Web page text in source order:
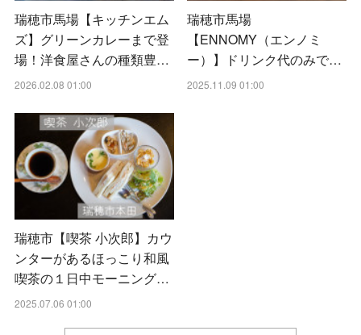
瑞穂市馬場【キッチンエム
ズ】グリーンカレーまで登
場！洋食屋さんの種類豊…
2026.02.08 01:00
瑞穂市馬場
【ENNOMY（エンノミ
ー）】ドリンク代のみで…
2025.11.09 01:00
瑞穂市【喫茶 小次郎】カウ
ンターがあるほっこり和風
喫茶の１日中モーニング…
2025.07.06 01:00